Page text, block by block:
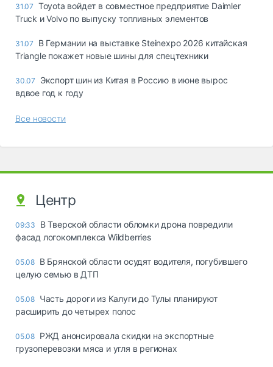
31.07 Toyota войдет в совместное предприятие Daimler
Truck и Volvo по выпуску топливных элементов
31.07
В Германии на выставке Steinexpo 2026 китайская
Triangle покажет новые шины для спецтехники
30.07
Экспорт шин из Китая в Россию в июне вырос
вдвое год к году
Все новости
Центр
09:33
В Тверской области обломки дрона повредили
фасад логокомплекса Wildberries
05.08 В Брянской области осудят водителя, погубившего
целую семью в ДТП
05.08 Часть дороги из Калуги до Тулы планируют
расширить до четырех полос
05.08 РЖД анонсировала скидки на экспортные
грузоперевозки мяса и угля в регионах